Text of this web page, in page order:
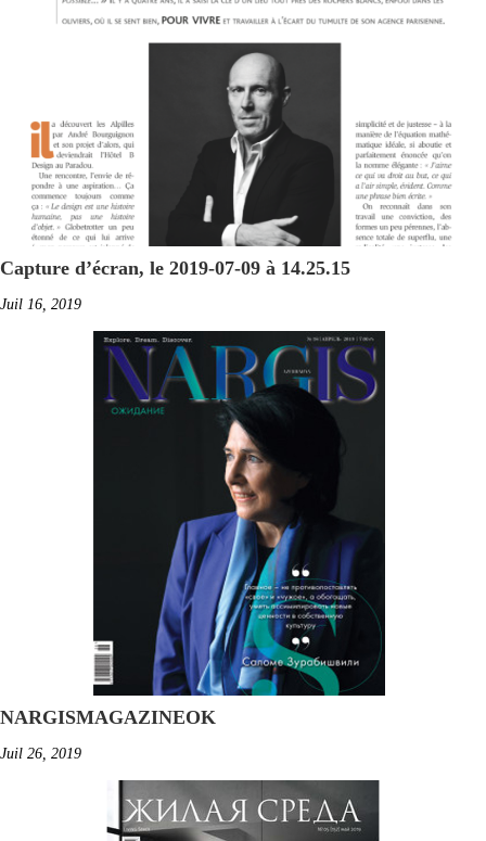
Capture d’écran, le 2019-07-09 à 14.25.15
Juil 16, 2019
NARGISMAGAZINEOK
Juil 26, 2019